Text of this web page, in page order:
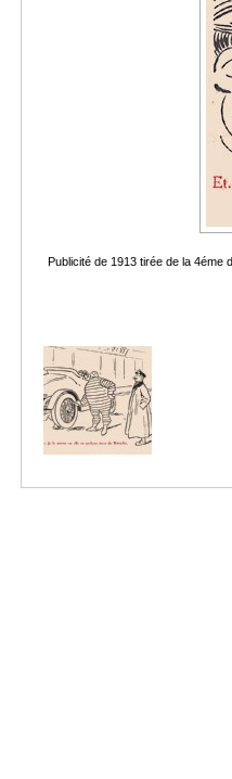
Publicité de 1913 tirée de la 4éme